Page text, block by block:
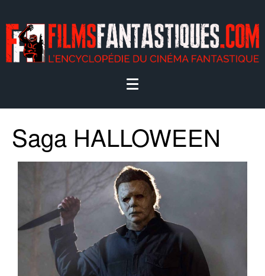
Saga HALLOWEEN